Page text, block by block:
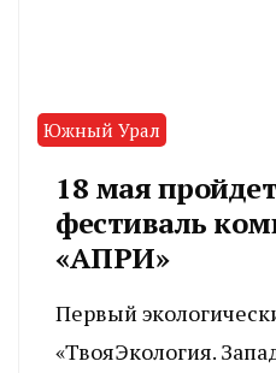
Южный Урал
18 мая
фестиваль
«АПРИ»
Первый
«ТвояЭкология.